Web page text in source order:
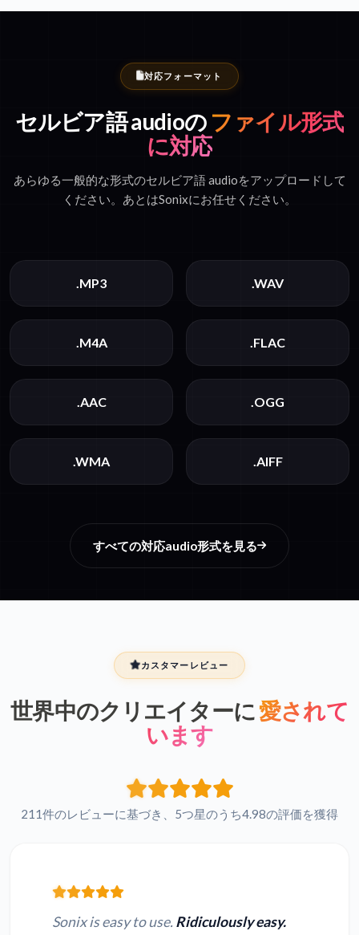
対応フォーマット
セルビア語 audioのファイル形式
に対応
あらゆる一般的な形式のセルビア語 audioをアップロードして
ください。あとはSonixにお任せください。
.MP3 .WAV
.M4A .FLAC
.AAC .OGG
.WMA .AIFF
すべての対応audio形式を見る
カスタマーレビュー
世界中のクリエイターに愛されて
います
211件のレビューに基づき、5つ星のうち4.98の評価を獲得
Sonix is easy to use. Ridiculously easy.